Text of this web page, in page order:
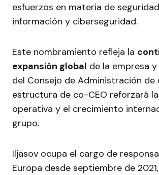
esfuerzos en materia de
información y ciberseguridad.
Este nombramiento refleja la
expansión global de la empresa
del Consejo de Administración de
estructura de co-CEO reforzará
operativa y el crecimiento
grupo.
Iljasov ocupa el cargo de
Europa desde septiembre de